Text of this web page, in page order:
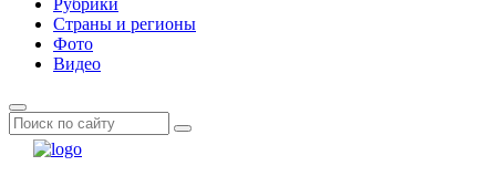
Рубрики
Страны и регионы
Фото
Видео